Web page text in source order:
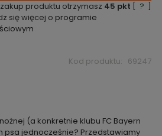
produktu otrzymasz 45 pkt [ ? ]
się więcej o programie
Kod produktu: 69247
(a konkretnie klubu FC Bayern
psa jednocześnie? Przedstawiamy